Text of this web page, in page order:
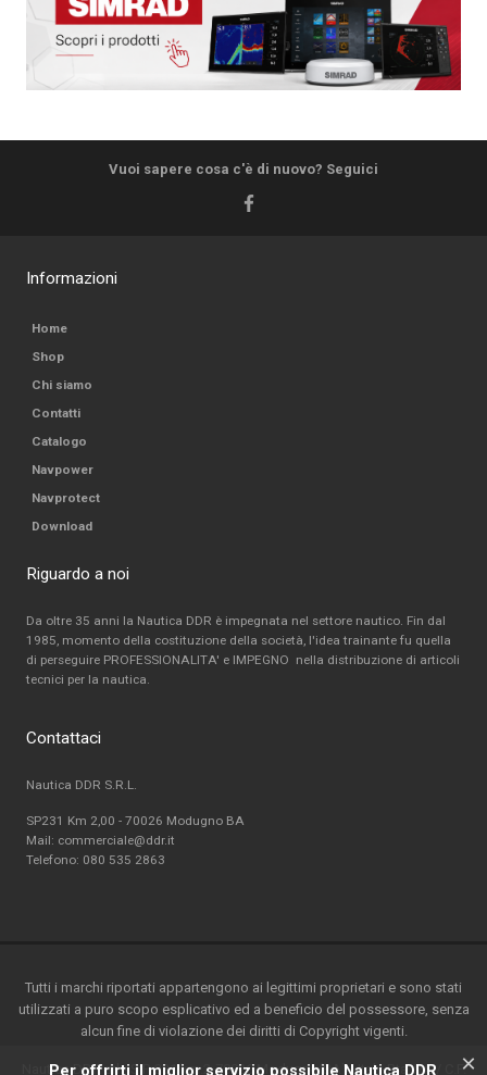
Per offrirti il miglior servizio possibile Nautica DDR ×
Vuoi sapere cosa c'è di nuovo? Seguici
Informazioni
Home
Shop
Chi siamo
Contatti
Catalogo
Navpower
Navprotect
Download
Riguardo a noi
Da oltre 35 anni la Nautica DDR è impegnata nel settore nautico. Fin dal
1985, momento della costituzione della società, l'idea trainante fu quella
di perseguire PROFESSIONALITA' e IMPEGNO nella distribuzione di articoli
tecnici per la nautica.
Contattaci
Nautica DDR S.R.L.
SP231 Km 2,00 - 70026 Modugno BA
Mail: commerciale@ddr.it
Telefono: 080 535 2863
Tutti i marchi riportati appartengono ai legittimi proprietari e sono stati
utilizzati a puro scopo esplicativo ed a beneficio del possessore, senza
alcun fine di violazione dei diritti di Copyright vigenti.
Nautica DDR srl - S.P. 231 km.2-70026 Modugno(BA) - Italy-P.ta IVA / C.F.